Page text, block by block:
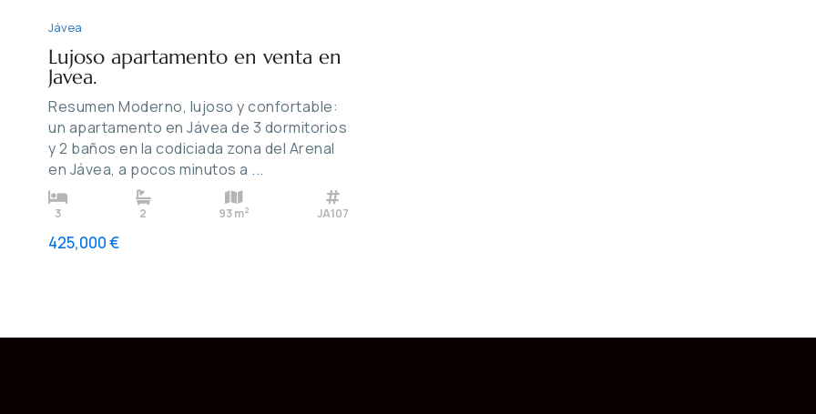
Jávea
Lujoso apartamento en venta en
Javea.
Resumen Moderno, lujoso y confortable:
un apartamento en Jávea de 3 dormitorios
y 2 baños en la codiciada zona del Arenal
en Jávea, a pocos minutos a ...
3 2 93 m2 JA107
425,000 €